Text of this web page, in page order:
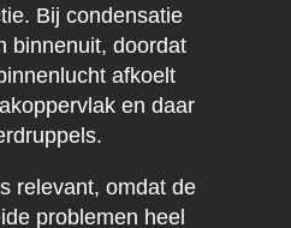
Bij condensatie
binnenuit, doordat
afkoelt
en daar
relevant, omdat de
problemen heel